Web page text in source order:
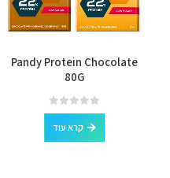
Pandy Protein Chocolate
80G
0
out of 5
קרא עוד